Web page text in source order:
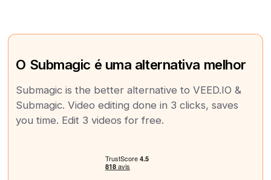
O Submagic é uma alternativa melhor
Submagic is the better alternative to VEED.IO &
Submagic. Video editing done in 3 clicks, saves
you time. Edit 3 videos for free.